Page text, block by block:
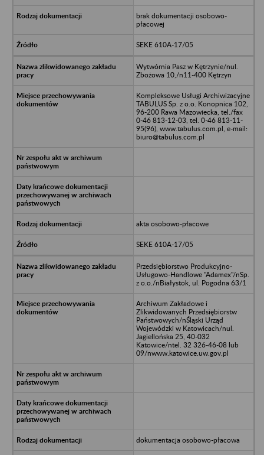
brak dokumentacji osobowo-
płacowej
SEKE 610A-17/05
Wytwórnia Pasz w Kętrzynie/nul.
Zbożowa 10,/n11-400 Kętrzyn
Kompleksowe Usługi Archiwizacyjne
TABULUS Sp. z o.o. Konopnica 102,
96-200 Rawa Mazowiecka, tel./fax
0-46 813-12-03, tel. 0-46 813-11-
95(96), www.tabulus.com.pl, e-mail:
biuro@tabulus.com.pl
akta osobowo-płacowe
SEKE 610A-17/05
Przedsiębiorstwo Produkcyjno-
Usługowo-Handlowe "Adamex"/nSp.
z o.o./nBiałystok, ul. Pogodna 63/1
Archiwum Zakładowe i
Zlikwidowanych Przedsiębiorstw
Państwowych/nŚląski Urząd
Wojewódzki w Katowicach/nul.
Jagiellońska 25, 40-032
Katowice/ntel. 32 326-46-08 lub
09/nwww.katowice.uw.gov.pl
dokumentacja osobowo-płacowa